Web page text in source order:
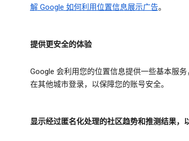
解 Google 如何利用位置信息展示广告。
提供更安全的体验
Google 会利用您的位置信息提供一些基本服
在其他城市登录，以保障您的账号安全。
显示经过匿名化处理的社区趋势和推测结果，